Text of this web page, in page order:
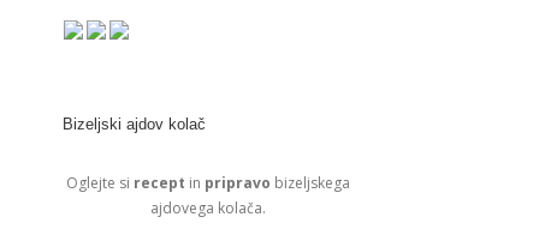
Bizeljski ajdov kolač
Oglejte si recept in pripravo bizeljskega
ajdovega kolača.